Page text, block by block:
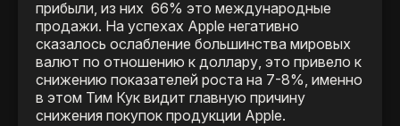
прибыли, из них 66% это международные
продажи. На успехах Apple негативно
сказалось ослабление большинства мировых
валют по отношению к доллару, это привело к
снижению показателей роста на 7-8%, именно
в этом Тим Кук видит главную причину
снижения покупок продукции Apple.